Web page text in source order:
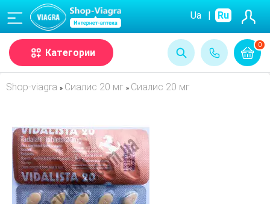
0
(068) Ua | Ru
Категории
Shop-viagra » Сиалис 20 мг » Сиалис 20 мг